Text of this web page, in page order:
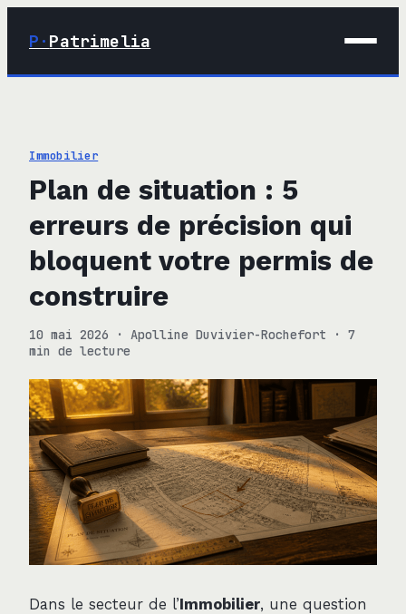
P· Patrimelia
03 · Immobilier
Immobilier
Plan de situation : 5
erreurs de précision qui
bloquent votre permis de
construire
10 mai 2026 · Apolline Duvivier-Rochefort ·
7
min de lecture
Dans le secteur de l’Immobilier, une question